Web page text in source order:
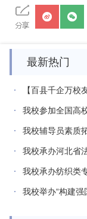
最新热门
【百县千企万校
我校参加全国高
我校辅导员素质
我校承办河北省
我校承办纺织类
我校举办“构建强